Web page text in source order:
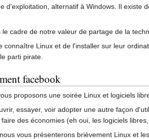
d'exploitation, alternatif à Windows. Il existe
cadre de notre valeur de partage de la
connaître Linux et de l'installer sur leur
parti pirate.
facebook
proposons une soirée Linux et logiciels
essayer, voir adopter une autre façon
des économies (eh oui, les logiciels
vous présenterons brièvement Linux et